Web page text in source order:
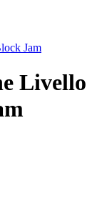
Jam
Livello